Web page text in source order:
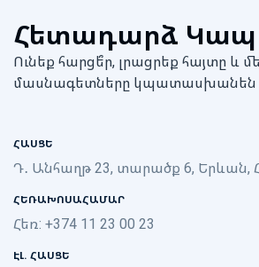
Հետադարձ Կապ
Ունեք հարցե՞ր, լրացրեք հայտը և
մասնագետները կպատասխանեն
ՀԱՍՑԵ
Դ․ Անհաղթ 23, տարածք 6, Երևան,
ՀԵՌԱԽՈՍԱՀԱՄԱՐ
Հեռ: +374 11 23 00 23
ԷԼ. ՀԱՍՑԵ